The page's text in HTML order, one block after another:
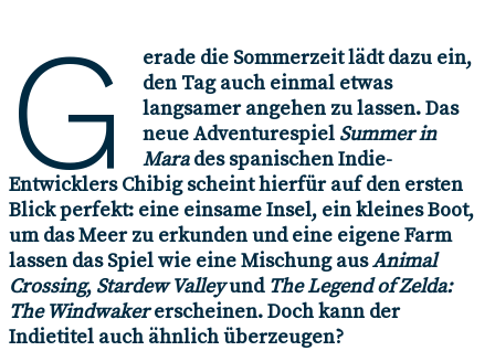
G
erade die Sommerzeit lädt dazu ein,
den Tag auch einmal etwas
langsamer angehen zu lassen. Das
neue Adventurespiel Summer in
Marades spanischen Indie-
Entwicklers Chibig scheint hierfür auf den ersten
Blick perfekt: eine einsame Insel, ein kleines Boot,
um das Meer zu erkunden und eine eigene Farm
lassen das Spiel wie eine Mischung ausAnimal
Crossing, Stardew Valleyund The Legend of Zelda:
The Windwakererscheinen. Doch kann der
Indietitel auch ähnlich überzeugen?